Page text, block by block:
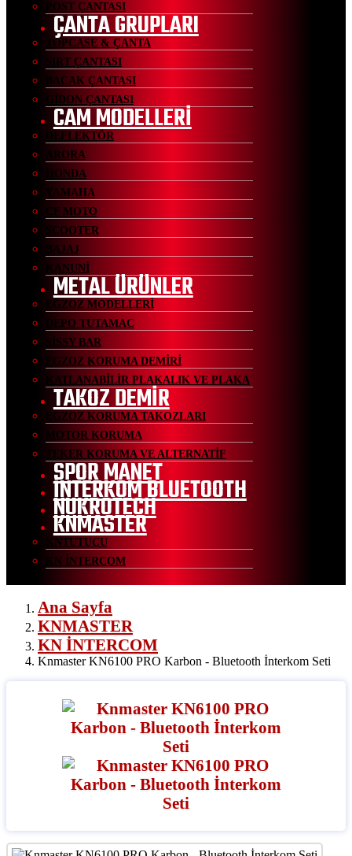
POST ÇANTASI
ÇANTA GRUPLARI
TOPCASE & ÇANTA
SIRT ÇANTASI
BACAK ÇANTASI
GİDON ÇANTASI
CAM MODELLERİ
DEFLEKTÖR
ARORA
HONDA
YAMAHA
CF MOTO
SCOOTER
BAJAJ
KANUNİ
METAL ÜRÜNLER
EGZOZ MODELLERİ
DEPO TUTAMAC
SİSSY BAR
EGZOZ KORUMA DEMİRİ
KATLANABİLİR PLAKALIK VE PLAKA
TAKOZ DEMİR
EGZOZ KORUMA TAKOZLARI
MOTOR KORUMA
TEKER KORUMA VE ALTERNATİF
SPOR MANET
İNTERKOM BLUETOOTH
NUKROTECH
KNMASTER
KNTUTUCU
KN İNTERCOM
Ana Sayfa
KNMASTER
KN İNTERCOM
Knmaster KN6100 PRO Karbon - Bluetooth İnterkom Seti